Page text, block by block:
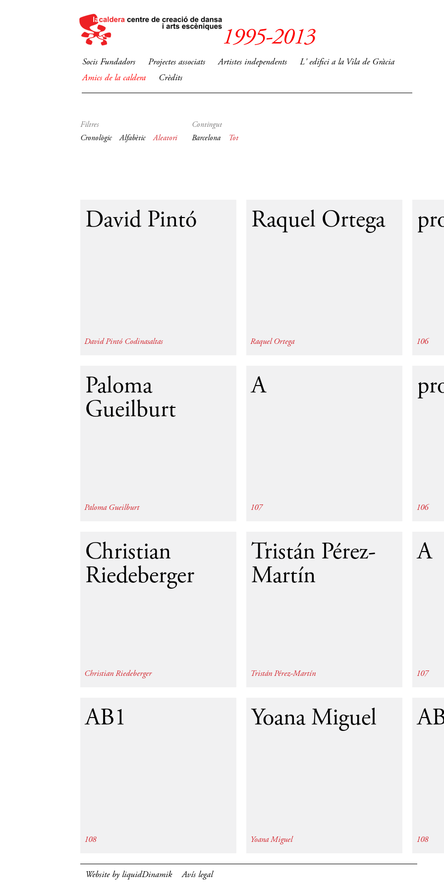
Socis Fundadors Projectes associats Artistes independents
L' edifici a la Vila de Gràcia
Amics de la caldera
Crèdits
Filtres
Cronològic
Alfabètic Aleatori
Contingut
Barcelona
Tot
Paloma
Gueilburt
Paloma Gueilburt
Christian
Riedeberger
Christian Riedeberger
Tristán Pérez-
Martín
Tristán Pérez-Martín
David Pintó
David Pintó Codinasaltas
Raquel Ortega
Raquel Ortega
Yoana Miguel
Yoana Miguel
106
A
107
108
106
A
107
AB1
108
Website by liquidDinamik Avís legal